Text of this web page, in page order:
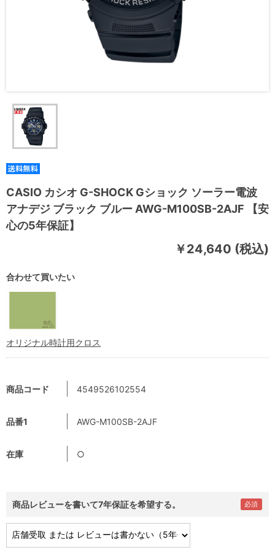
CASIO カシオ G-SHOCK Gショック ソーラー電波
アナデジ ブラック ブルー AWG-M100SB-2AJF 【安
心の5年保証】
￥24,640 (税込)
商品コード 4549526102554
品番1 AWG-M100SB-2AJF
在庫 ○
商品レビューを書いて7年保証を希望する。
合わせて買いたい
オリジナル時計用クロス